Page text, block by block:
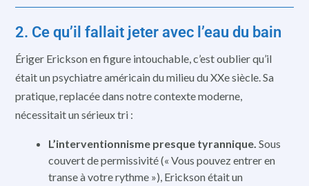
2. Ce qu’il fallait jeter avec l’eau du bain
Ériger Erickson en figure intouchable, c’est oublier qu’il
était un psychiatre américain du milieu du XXe siècle. Sa
pratique, replacée dans notre contexte moderne,
nécessitait un sérieux tri :
L’interventionnisme presque tyrannique. Sous
couvert de permissivité (« Vous pouvez entrer en
transe à votre rythme »), Erickson était un